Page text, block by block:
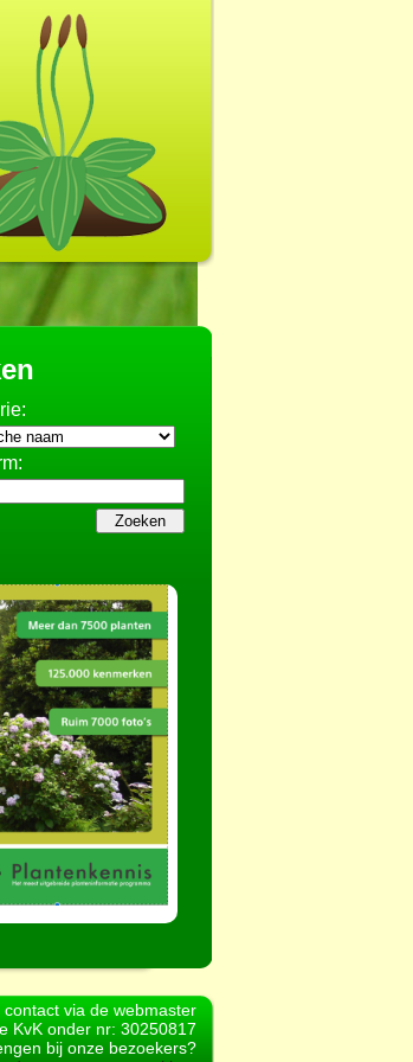
via de webmaster
KvK onder nr: 30250817
bij onze bezoekers?